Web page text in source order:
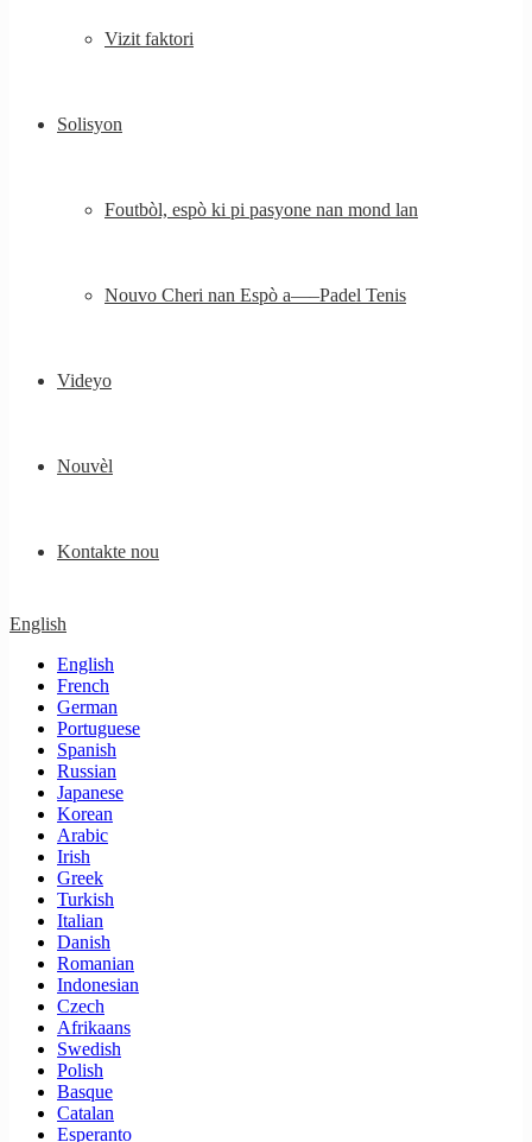
Vizit faktori
Solisyon
Foutbòl, espò ki pi pasyone nan mond lan
Nouvo Cheri nan Espò a—–Padel Tenis
Videyo
Nouvèl
Kontakte nou
English
English
French
German
Portuguese
Spanish
Russian
Japanese
Korean
Arabic
Irish
Greek
Turkish
Italian
Danish
Romanian
Indonesian
Czech
Afrikaans
Swedish
Polish
Basque
Catalan
Esperanto